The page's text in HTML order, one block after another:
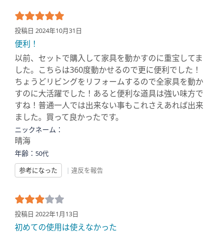
投稿日 2024年10月31日
便利！
以前、セットで購入して家具を動かすのに重宝してま
した。こちらは360度動かせるので更に便利でした！
ちょうどリビングをリフォームするので全家具を動か
すのに大活躍でした！あると便利な道具は強い味方で
すね！普通一人では出来ない事もこれさえあれば出来
ました。買って良かったです。
ニックネーム：
晴海
年齢： 50代
参考になった
| 違反を報告
投稿日 2022年1月13日
初めての使用は使えなかった